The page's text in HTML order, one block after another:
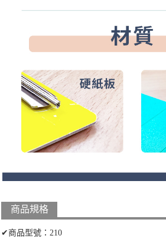
商品規格
✔商品型號：210